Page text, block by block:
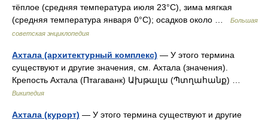
тёплое (средняя температура июля 23°C), зима мягкая
(средняя температура января 0°С); осадков около …
Большая
советская энциклопедия
Ахтала (архитектурный комплекс) — У этого термина
существуют и другие значения, см. Ахтала (значения).
Крепость Ахтала (Птагаванк) Ախթալա (Պտղահանք) …
Википедия
Ахтала (курорт) — У этого термина существуют и другие